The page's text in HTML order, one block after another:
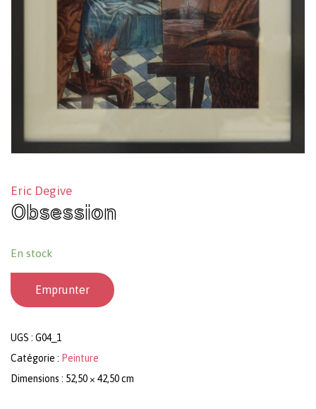
Eric Degive
Obsession
En stock
Emprunter
UGS : G04_1
Catégorie : Peinture
Dimensions : 52,50 × 42,50 cm